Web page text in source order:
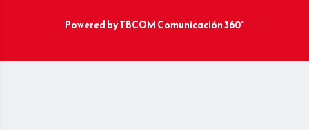
Powered byTBCOM Comunicación 360°